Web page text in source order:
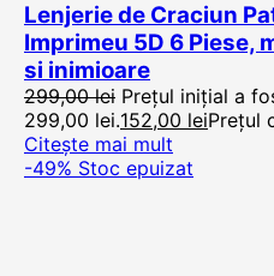
Lenjerie de Craciun
Imprimeu 5D 6 Piese,
si inimioare
299,00lei Prețul inițial a
299,00 lei.152,00 leiPrețul
Citește mai mult
-49% Stoc epuizat